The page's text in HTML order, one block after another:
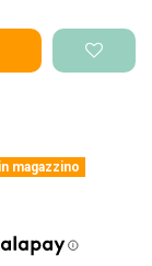
magazzino